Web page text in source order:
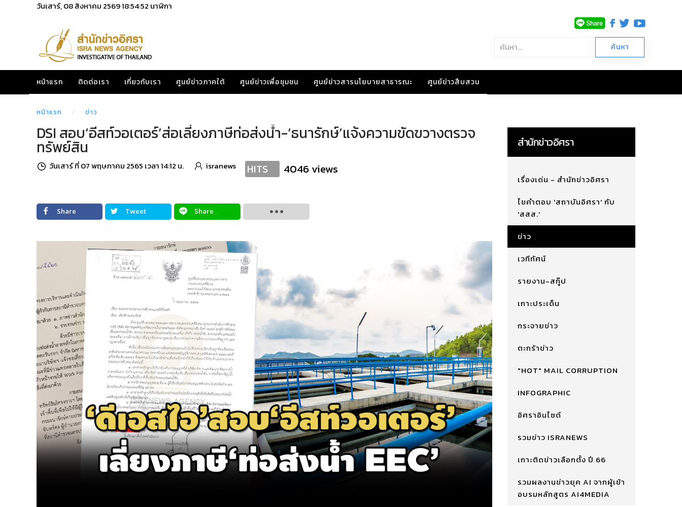
วันเสาร์, 08 สิงหาคม 256918:54:53 นาฬิกา
หน้าแรก ติดต่อเรา เกี่ยวกับเรา ศูนย์ข่าวภาคใต้ ศูนย์ข่าวเพื่อชุมชน ศูนย์ข่าวสารนโยบายสาธารณะ ศูนย์ข่าวสืบสวน
หน้าแรก ข่าว
DSI สอบ‘อีสท์วอเตอร์’ส่อเลี่ยงภาษีท่อส่งน้ำ-‘ธนารักษ์’แจ้งความขัดขวางตรวจ
ทรัพย์สิน
วันเสาร์ ที่ 07 พฤษภาคม 2565 เวลา 14:12 น. isranews HITS 4046 views
Share Tweet Share
สำนักข่าวอิศรา
เรื่องเด่น - สำนักข่าวอิศรา
ไขคำตอบ 'สถาบันอิศรา' กับ
'สสส.'
ข่าว
เวทีทัศน์
รายงาน-สกู๊ป
เกาะประเด็น
กระจายข่าว
ตะกร้าข่าว
"HOT" MAIL CORRUPTION
INFOGRAPHIC
อิศราอินไซด์
รวมข่าว ISRANEWS
เกาะติดข่าวเลือกตั้ง ปี 66
รวมผลงานข่าวยุค AI จากผู้เข้า
อบรมหลักสูตร AI4MEDIA